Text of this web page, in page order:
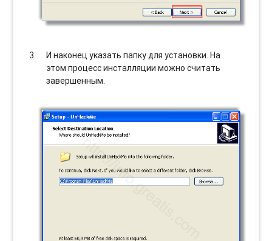
И наконец указать папку для установки. На
этом процесс инсталляции можно считать
завершенным.